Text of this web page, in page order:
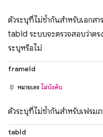
ตัวระบุที่ไม่ซ้ำกันสำหรับเอกส
tabId ระบบจะตรวจสอบว่าตร
ระบุหรือไม่
frameId
หมายเลข ไม่บังคับ
ตัวระบุที่ไม่ซ้ำกันสำหรับเฟรม
tabId